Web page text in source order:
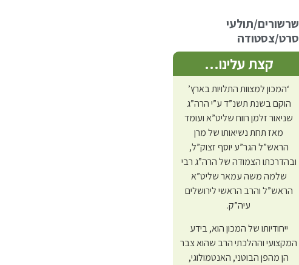
שרשורים/תולעי
סרט/צסטודה
קצת עלינו…
‘המכון למצוות התלויות בארץ’
הוקם בשנת תשנ”ד ע”י הרה”ג
שניאור זלמן רווח שליט”א ועומד
מאז תחת נשיאותו של מרן
הראש”ל הגר”ע יוסף זצוק”ל,
ובהדרכתו הצמודה של הרה”ג רבי
שלמה משה עמאר שליט”א
הראש”ל והרב הראשי לירושלים
עיה”ק.
ייחודיותו של המכון הוא, בידע
המקצועי וההלכתי הרב שהוא צבר
הן מהפן הבוטני, האנטמולוגי,